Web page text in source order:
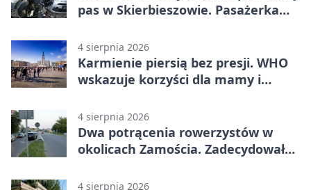
pas w Skierbieszowie. Pasażerka
4 sierpnia 2026
Karmienie piersią bez presji. WHO
wskazuje korzyści dla mamy i
4 sierpnia 2026
Dwa potrącenia rowerzystów w
okolicach Zamościa. Zadecydowało
4 sierpnia 2026